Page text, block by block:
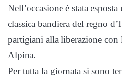
Nell’occasione è stata
classica bandiera del regno
partigiani alla liberazione con
Alpina.
Per tutta la giornata si sono